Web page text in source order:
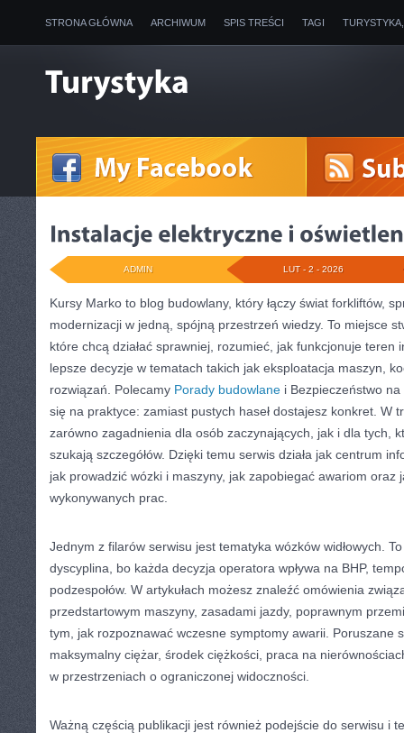
STRONA GŁÓWNA ARCHIWUM SPIS TREŚCI TAGI
LUT - 2 - 2026
ADMIN
Kursy Marko to blog budowlany, który łączy świat forkliftów,
modernizacji w jedną, spójną przestrzeń wiedzy. To miejsce
które chcą działać sprawniej, rozumieć, jak funkcjonuje teren
lepsze decyzje w tematach takich jak eksploatacja maszyn,
rozwiązań. Polecamy Porady budowlane i Bezpieczeństwo
się na praktyce: zamiast pustych haseł dostajesz konkret. W
zarówno zagadnienia dla osób zaczynających, jak i dla tych,
szukają szczegółów. Dzięki temu serwis działa jak centrum
jak prowadzić wózki i maszyny, jak zapobiegać awariom oraz
wykonywanych prac.
Jednym z filarów serwisu jest tematyka wózków widłowych.
dyscyplina, bo każda decyzja operatora wpływa na BHP,
podzespołów. W artykułach możesz znaleźć omówienia
przedstartowym maszyny, zasadami jazdy, poprawnym
tym, jak rozpoznawać wczesne symptomy awarii. Poruszane
maksymalny ciężar, środek ciężkości, praca na
w przestrzeniach o ograniczonej widoczności.
Ważną częścią publikacji jest również podejście do serwisu i